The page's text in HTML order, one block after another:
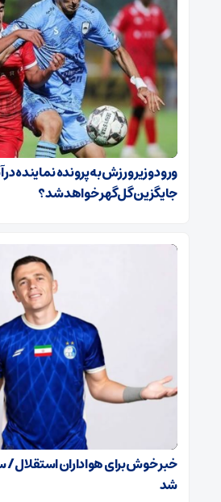
ورود وزیر ورزش به پرونده نماینده
جایگزین گل‌گهر خواهد شد؟
خبر خوش برای هواداران استقلال /
شد